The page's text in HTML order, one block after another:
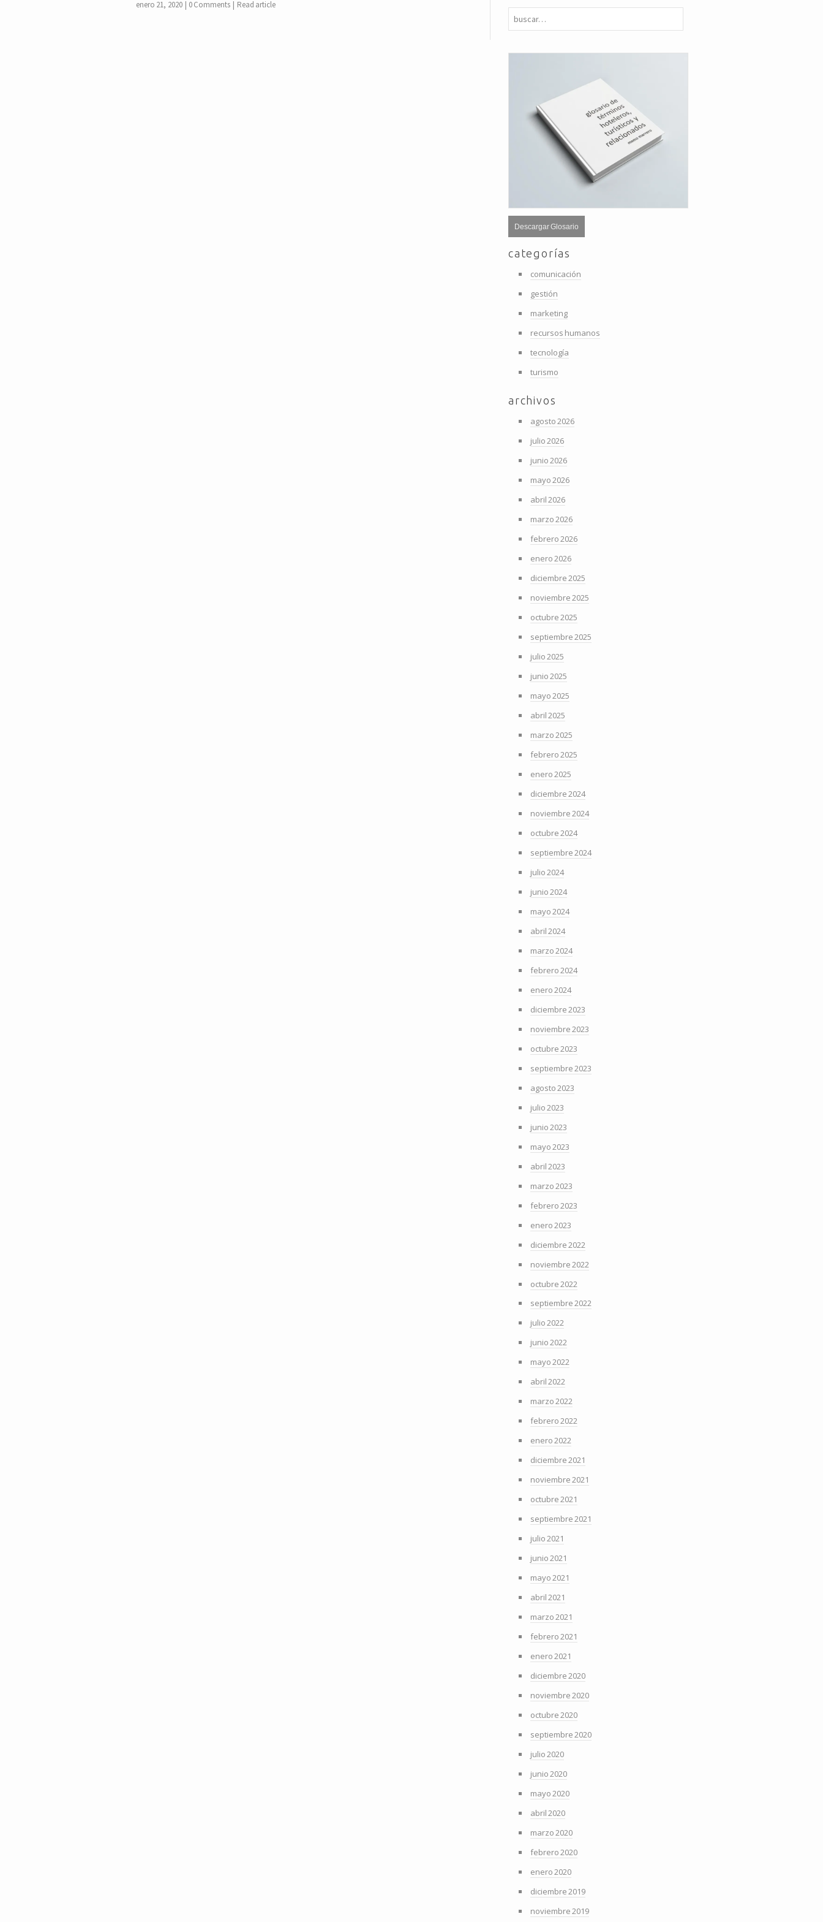
enero 21, 2020 0 Comments Read article
Descargar Glosario
categorías
comunicación
gestión
marketing
recursos humanos
tecnología
turismo
archivos
agosto 2026
julio 2026
junio 2026
mayo 2026
abril 2026
marzo 2026
febrero 2026
enero 2026
diciembre 2025
noviembre 2025
octubre 2025
septiembre 2025
julio 2025
junio 2025
mayo 2025
abril 2025
marzo 2025
febrero 2025
enero 2025
diciembre 2024
noviembre 2024
octubre 2024
septiembre 2024
julio 2024
junio 2024
mayo 2024
abril 2024
marzo 2024
febrero 2024
enero 2024
diciembre 2023
noviembre 2023
octubre 2023
septiembre 2023
agosto 2023
julio 2023
junio 2023
mayo 2023
abril 2023
marzo 2023
febrero 2023
enero 2023
diciembre 2022
noviembre 2022
octubre 2022
septiembre 2022
julio 2022
junio 2022
mayo 2022
abril 2022
marzo 2022
febrero 2022
enero 2022
diciembre 2021
noviembre 2021
octubre 2021
septiembre 2021
julio 2021
junio 2021
mayo 2021
abril 2021
marzo 2021
febrero 2021
enero 2021
diciembre 2020
noviembre 2020
octubre 2020
septiembre 2020
julio 2020
junio 2020
mayo 2020
abril 2020
marzo 2020
febrero 2020
enero 2020
diciembre 2019
noviembre 2019